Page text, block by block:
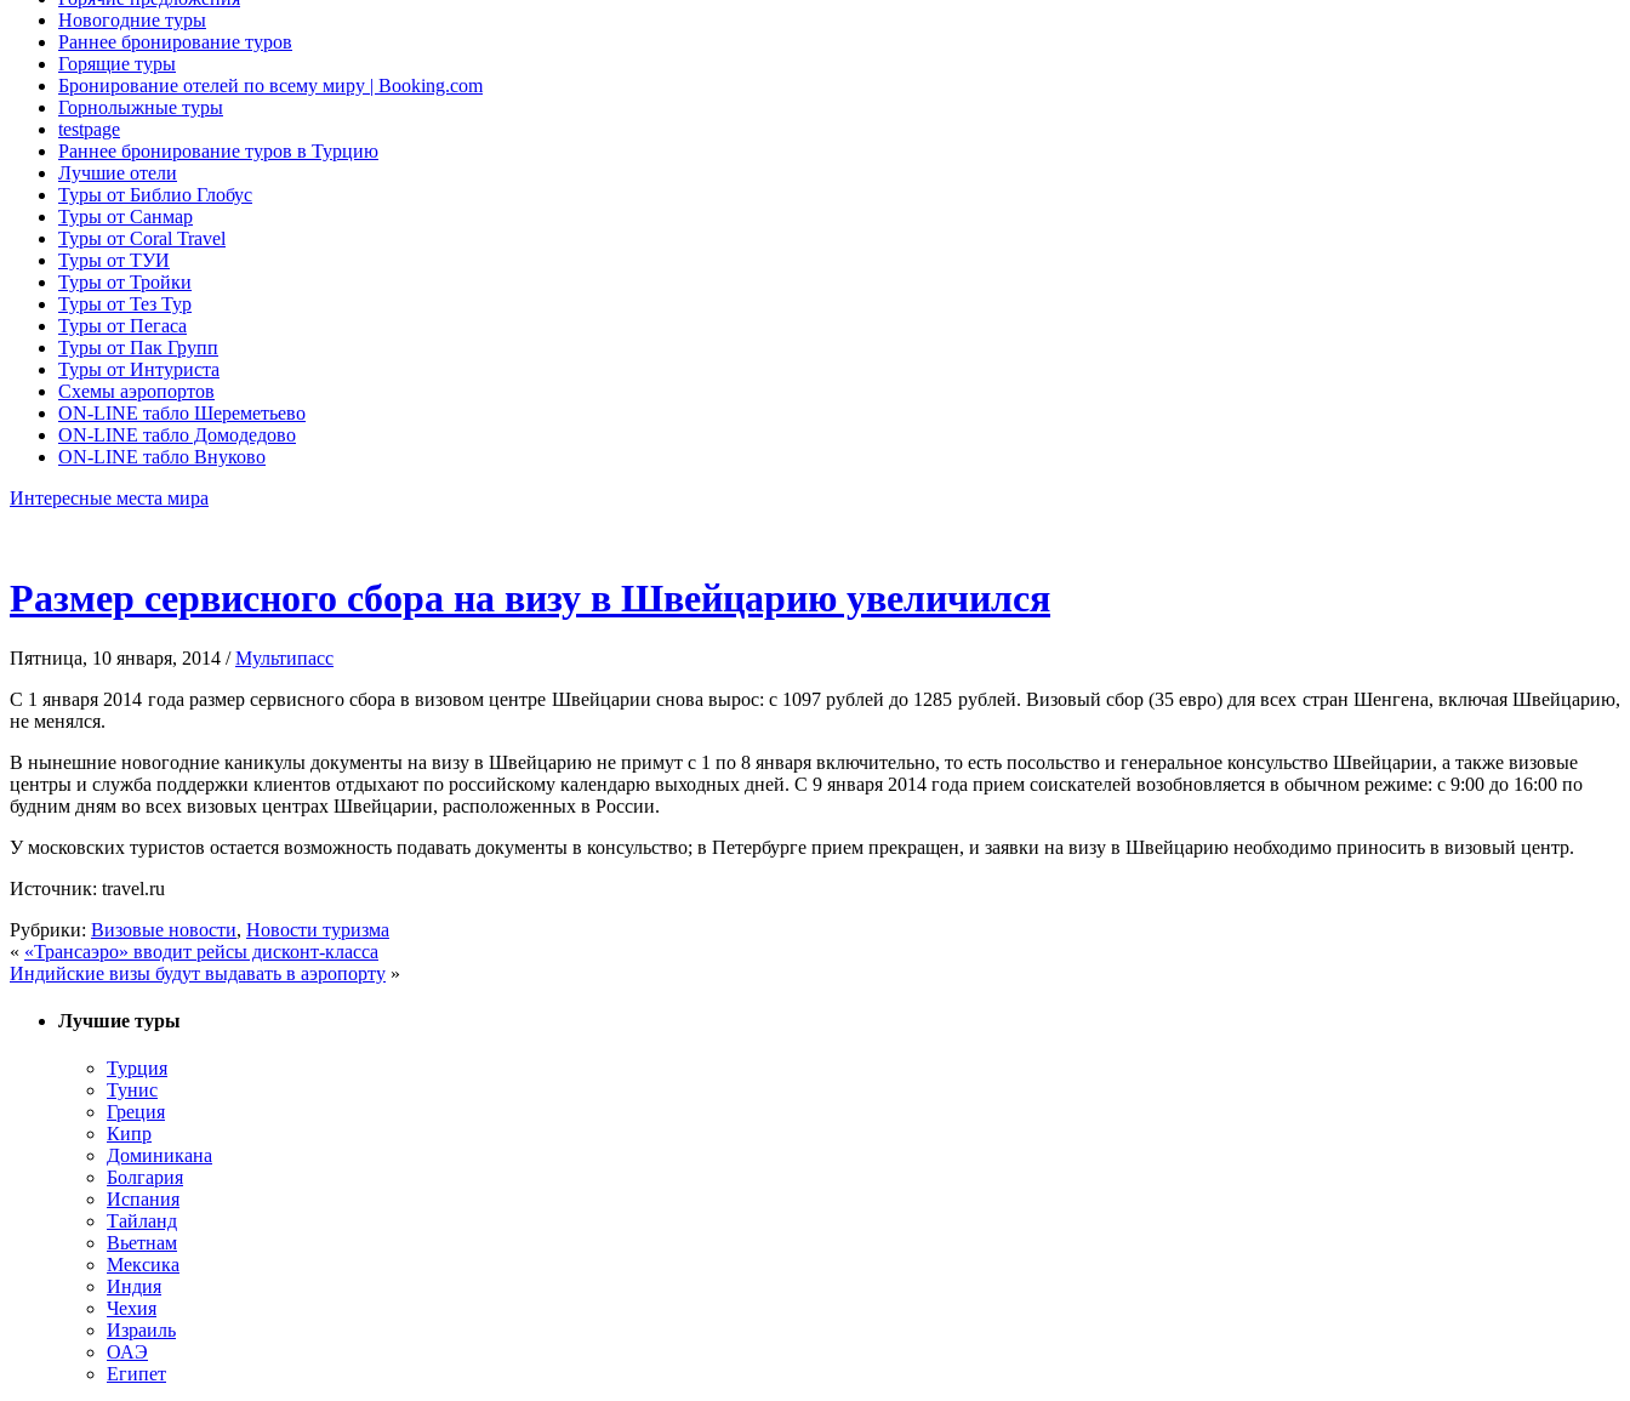
Новогодние туры
Раннее бронирование туров
Горящие туры
Бронирование отелей по всему миру | Booking.com
Горнолыжные туры
testpage
Раннее бронирование туров в Турцию
Лучшие отели
Туры от Библио Глобус
Туры от Санмар
Туры от Coral Travel
Туры от ТУИ
Туры от Тройки
Туры от Тез Тур
Туры от Пегаса
Туры от Пак Групп
Туры от Интуриста
Схемы аэропортов
ON-LINE табло Шереметьево
ON-LINE табло Домодедово
ON-LINE табло Внуково
Интересные места мира
Размер сервисного сбора на визу в Швейцарию увеличился
Пятница, 10 января, 2014 /Мультипасс
С 1 января 2014 года размер сервисного сбора в визовом центре Швейцарии снова вырос: с 1097 рублей до 1285 рублей. Визовый сбор (35 евро) для всех стран Шенгена, включая Швейцарию,
не менялся.
В нынешние новогодние каникулы документы на визу в Швейцарию не примут с 1 по 8 января включительно, то есть посольство и генеральное консульство Швейцарии, а также визовые
центры и служба поддержки клиентов отдыхают по российскому календарю выходных дней. С 9 января 2014 года прием соискателей возобновляется в обычном режиме: с 9:00 до 16:00 по
будним дням во всех визовых центрах Швейцарии, расположенных в России.
У московских туристов остается возможность подавать документы в консульство; в Петербурге прием прекращен, и заявки на визу в Швейцарию необходимо приносить в визовый центр.
Источник: travel.ru
Рубрики: Визовые новости, Новости туризма
« «Трансаэро» вводит рейсы дисконт-класса
Индийские визы будут выдавать в аэропорту »
Лучшие туры
Турция
Тунис
Греция
Кипр
Доминикана
Болгария
Испания
Тайланд
Вьетнам
Мексика
Индия
Чехия
Израиль
ОАЭ
Египет